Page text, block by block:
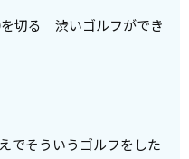
切る 渋いゴルフができ
でそういうゴルフをした